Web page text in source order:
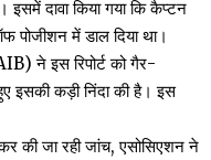
इसमें दावा किया गया कि कैप्टन
में डाल दिया था।
ने इस रिपोर्ट को गैर-
हुए इसकी कड़ी निंदा की है। इस
की जा रही जांच, एसोसिएशन ने